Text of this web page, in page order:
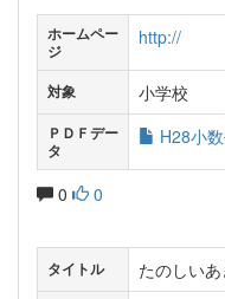
ホームペー
ジ
http://
対象 小学校
ＰＤＦデー
タ
H28小
0 0
タイトル たのしい